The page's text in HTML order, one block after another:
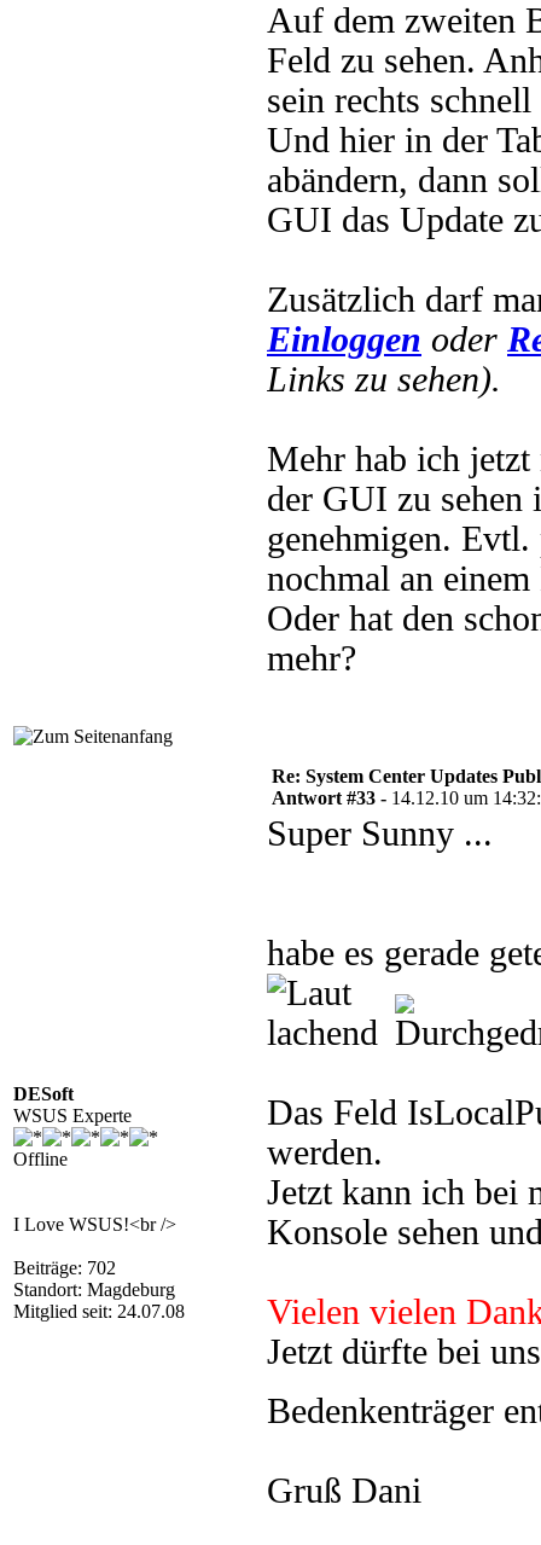
Auf dem zweiten
Feld zu sehen.
sein rechts
Und hier in der
abändern, dann
GUI das Update
Zusätzlich darf
Einloggen oder
Links zu sehen).
Mehr hab ich jetzt
der GUI zu sehen
genehmigen. Evtl.
nochmal an
Oder hat den
mehr?
DESoft
WSUS Experte
Offline
I Love WSUS!<br />
Beiträge: 702
Standort: Magdeburg
Mitglied seit: 24.07.08
Re: System Center Updates
Antwort #33 - 14.12.10 um
Super Sunny ...
habe es gerade
Das Feld
werden.
Jetzt kann ich bei
Konsole sehen
Vielen vielen
Jetzt dürfte bei
Bedenkenträger
Gruß Dani